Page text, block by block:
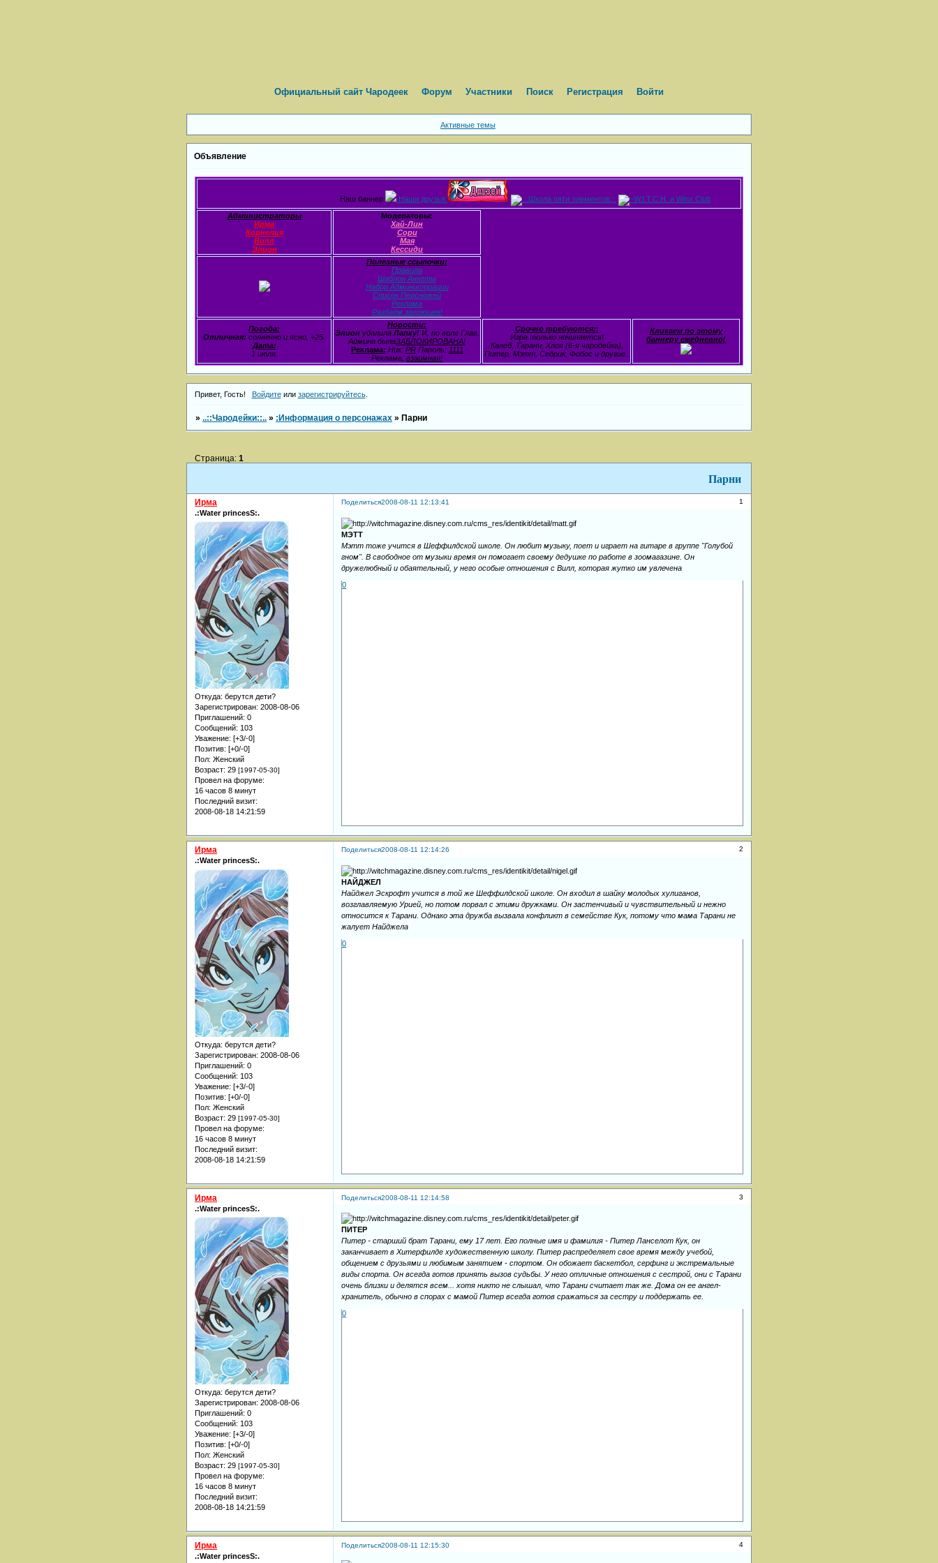
Официальный сайт Чародеек Форум Участники Поиск Регистрация Войти
Активные темы
Объявление
Наш баннер:
Наши друзья:
Администраторы
Ирма
Корнелия
Вилл
Элион
Модераторы:
Хай-Лин
Сори
Мая
Кессиди
Полезные ссылочки:
Правила
Шаблон Анкеты
Набор Администрации
Список Персножей
Реклама
Раздаём зверюшек!
Погода:
Отличная: солнечно и ясно, +25.
Дата:
1 июля.
Новости:
ЭлионудалилаЛапку!И, по воле Глав.
Админа былаЗАБЛОКИРОВАНА!
Реклама: Ник: PRПароль: 1111
Реклама, взаимная!
Срочно требуются::
Игра только начинается!
Калеб, Тарани, Хлоя (6-я чародейка),
Питер, Мэтт, Седрик, Фобос и другие..
Кликаем по этому
баннеру ежедневно!
Привет, Гость! Войдитеили зарегистрируйтесь.
»..::Чародейки::.. » :Информация о персонажах »Парни
Парни
Страница:1
Поделиться 1
2008-08-11 12:13:41
Ирма
.:Water princesS:.
Откуда: берутся дети?
Зарегистрирован: 2008-08-06
Приглашений: 0
Сообщений: 103
Уважение: [+3/-0]
Позитив: [+0/-0]
Пол: Женский
Возраст: 29 [1997-05-30]
Провел на форуме:
16 часов 8 минут
Последний визит:
2008-08-18 14:21:59
МЭТТ
Мэтт тоже учится в Шеффилдской школе. Он любит музыку, поет и играет на гитаре в группе "Голубой
гном". В свободное от музыки время он помогает своему дедушке по работе в зоомагазине. Он
дружелюбный и обаятельный, у него особые отношения с Вилл, которая жутко им увлечена
0
Поделиться 2
2008-08-11 12:14:26
Ирма
.:Water princesS:.
Откуда: берутся дети?
Зарегистрирован: 2008-08-06
Приглашений: 0
Сообщений: 103
Уважение: [+3/-0]
Позитив: [+0/-0]
Пол: Женский
Возраст: 29 [1997-05-30]
Провел на форуме:
16 часов 8 минут
Последний визит:
2008-08-18 14:21:59
НАЙДЖЕЛ
Найджел Эскрофт учится в той же Шеффилдской школе. Он входил в шайку молодых хулиганов,
возглавляемую Урией, но потом порвал с этими дружками. Он застенчивый и чувствительный и нежно
относится к Тарани. Однако эта дружба вызвала конфликт в семействе Кук, потому что мама Тарани не
жалует Найджела
0
Поделиться 3
2008-08-11 12:14:58
Ирма
.:Water princesS:.
Откуда: берутся дети?
Зарегистрирован: 2008-08-06
Приглашений: 0
Сообщений: 103
Уважение: [+3/-0]
Позитив: [+0/-0]
Пол: Женский
Возраст: 29 [1997-05-30]
Провел на форуме:
16 часов 8 минут
Последний визит:
2008-08-18 14:21:59
ПИТЕР
Питер - старший брат Тарани, ему 17 лет. Его полные имя и фамилия - Питер Ланселот Кук, он
заканчивает в Хитерфилде художественную школу. Питер распределяет свое время между учебой,
общением с друзьями и любимым занятием - спортом. Он обожает баскетбол, серфинг и экстремальные
виды спорта. Он всегда готов принять вызов судьбы. У него отличные отношения с сестрой, они с Тарани
очень близки и делятся всем... хотя никто не слышал, что Тарани считает так же. Дома он ее ангел-
хранитель, обычно в спорах с мамой Питер всегда готов сражаться за сестру и поддержать ее.
0
Поделиться 4
2008-08-11 12:15:30
Ирма
.:Water princesS:.